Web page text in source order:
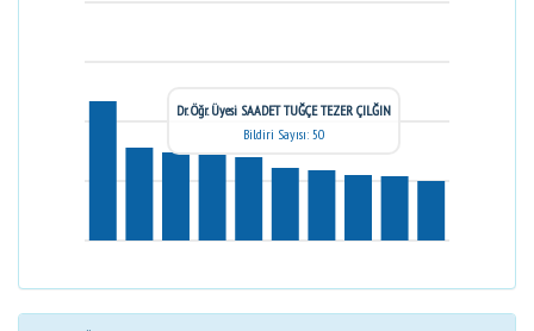
Dr. Öğr. Üyesi SAADET TUĞÇE TEZER ÇILĞIN
Bildiri Sayısı: 50